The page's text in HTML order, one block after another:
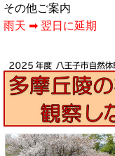
その他ご案内
雨天 ➡ 翌日に延期